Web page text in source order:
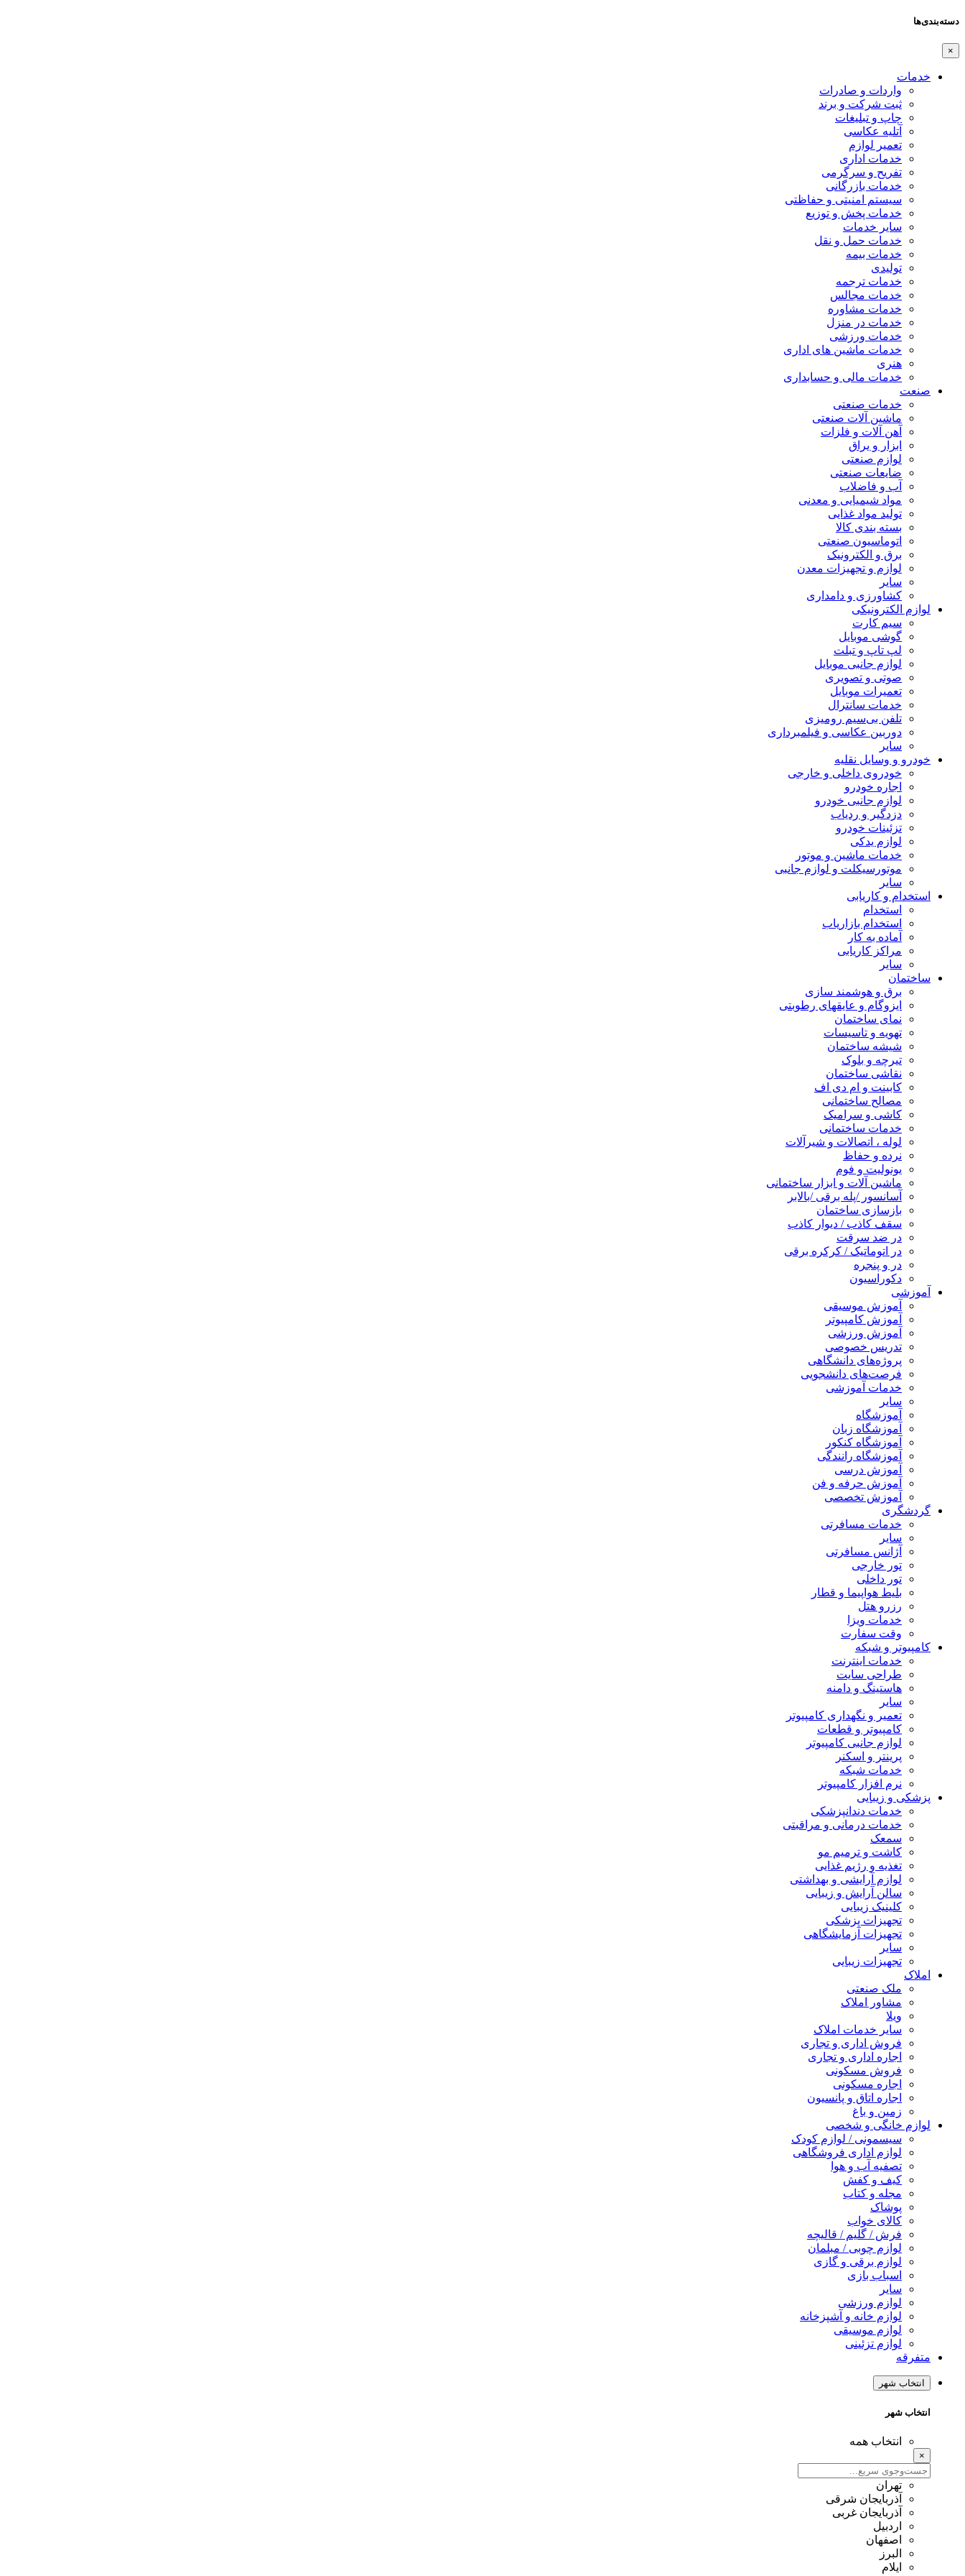
دسته‌بندی‌ها
×
خدمات
واردات و صادرات
ثبت شرکت و برند
چاپ و تبلیغات
آتلیه عکاسی
تعمیر لوازم
خدمات اداری
تفریح و سرگرمی
خدمات بازرگانی
سیستم امنیتی و حفاظتی
خدمات پخش و توزیع
سایر خدمات
خدمات حمل و نقل
خدمات بیمه
تولیدی
خدمات ترجمه
خدمات مجالس
خدمات مشاوره
خدمات در منزل
خدمات ورزشی
خدمات ماشین های اداری
هنری
خدمات مالی و حسابداری
صنعت
خدمات صنعتی
ماشین آلات صنعتی
آهن آلات و فلزات
ابزار و یراق
لوازم صنعتی
ضایعات صنعتی
آب و فاضلاب
مواد شیمیایی و معدنی
تولید مواد غذایی
بسته بندی کالا
اتوماسیون صنعتی
برق و الکترونیک
لوازم و تجهیزات معدن
سایر
کشاورزی و دامداری
لوازم الکترونیکی
سیم کارت
گوشی موبایل
لپ تاپ و تبلت
لوازم جانبی موبایل
صوتی و تصویری
تعمیرات موبایل
خدمات سانترال
تلفن بی‌سیم رومیزی
دوربین عکاسی و فیلمبرداری
سایر
خودرو و وسایل نقلیه
خودروی داخلی و خارجی
اجاره خودرو
لوازم جانبی خودرو
دزدگیر و ردیاب
تزئینات خودرو
لوازم یدکی
خدمات ماشین و موتور
موتورسیکلت و لوازم جانبی
سایر
استخدام و کاریابی
استخدام
استخدام بازاریاب
آماده به کار
مراکز کاریابی
سایر
ساختمان
برق و هوشمند سازی
ایزوگام و عایقهای رطوبتی
نمای ساختمان
تهویه و تاسیسات
شیشه ساختمان
تیرچه و بلوک
نقاشی ساختمان
کابینت و ام دی اف
مصالح ساختمانی
کاشی و سرامیک
خدمات ساختمانی
لوله ، اتصالات و شیرآلات
نرده و حفاظ
یونولیت و فوم
ماشین آلات و ابزار ساختمانی
آسانسور /پله برقی /بالابر
بازسازی ساختمان
سقف کاذب / دیوار کاذب
در ضد سرقت
در اتوماتیک / کرکره برقی
در و پنجره
دکوراسیون
آموزشی
آموزش موسیقی
آموزش کامپیوتر
آموزش ورزشی
تدریس خصوصی
پروژه‌های دانشگاهی
فرصت‌های دانشجویی
خدمات آموزشی
سایر
آموزشگاه
آموزشگاه زبان
آموزشگاه کنکور
آموزشگاه رانندگی
آموزش درسی
آموزش حرفه و فن
آموزش تخصصی
گردشگری
خدمات مسافرتی
سایر
آژانس مسافرتی
تور خارجی
تور داخلی
بلیط هواپیما و قطار
رزرو هتل
خدمات ویزا
وقت سفارت
کامپیوتر و شبکه
خدمات اینترنت
طراحی سایت
هاستینگ و دامنه
سایر
تعمیر و نگهداری کامپیوتر
کامپیوتر و قطعات
لوازم جانبی کامپیوتر
پرینتر و اسکنر
خدمات شبکه
نرم افزار کامپیوتر
پزشکی و زیبایی
خدمات دندانپزشکی
خدمات درمانی و مراقبتی
سمعک
کاشت و ترمیم مو
تغذیه و رژیم غذایی
لوازم آرایشی و بهداشتی
سالن آرایش و زیبایی
کلینیک زیبایی
تجهیزات پزشکی
تجهیزات آزمایشگاهی
سایر
تجهیزات زیبایی
املاک
ملک صنعتی
مشاور املاک
ویلا
سایر خدمات املاک
فروش اداری و تجاری
اجاره اداری و تجاری
فروش مسکونی
اجاره مسکونی
اجاره اتاق و پانسیون
زمین و باغ
لوازم خانگی و شخصی
سیسمونی / لوازم کودک
لوازم اداری فروشگاهی
تصفیه آب و هوا
کیف و کفش
مجله و کتاب
پوشاک
کالای خواب
فرش / گلیم / قالیچه
لوازم چوبی / مبلمان
لوازم برقی و گازی
اسباب بازی
سایر
لوازم ورزشی
لوازم خانه و آشپزخانه
لوازم موسیقی
لوازم تزئینی
متفرقه
انتخاب شهر
انتخاب شهر
انتخاب همه
×
تهران
آذربایجان شرقی
آذربایجان غربی
اردبیل
اصفهان
البرز
ایلام